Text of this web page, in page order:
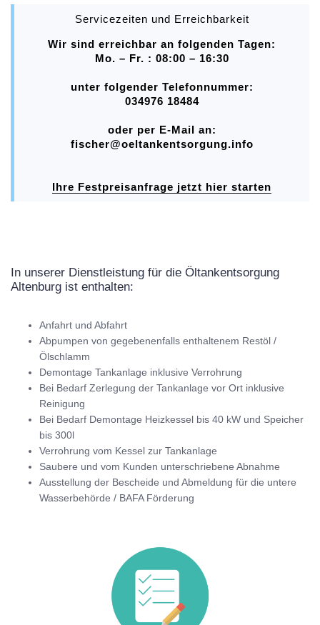
Servicezeiten und Erreichbarkeit
Wir sind erreichbar an folgenden Tagen:
Mo. – Fr. : 08:00 – 16:30
unter folgender Telefonnummer:
034976 18484
oder per E-Mail an:
fischer@oeltankentsorgung.info
Ihre Festpreisanfrage jetzt hier starten
In unserer Dienstleistung für die Öltankentsorgung
Altenburg ist enthalten:
Anfahrt und Abfahrt
Abpumpen von gegebenenfalls enthaltenem Restöl /
Ölschlamm
Demontage Tankanlage inklusive Verrohrung
Bei Bedarf Zerlegung der Tankanlage vor Ort inklusive
Reinigung
Bei Bedarf Demontage Heizkessel bis 40 kW und Speicher
bis 300l
Verrohrung vom Kessel zur Tankanlage
Saubere und vom Kunden unterschriebene Abnahme
Ausstellung der Bescheide und Abmeldung für die untere
Wasserbehörde / BAFA Förderung